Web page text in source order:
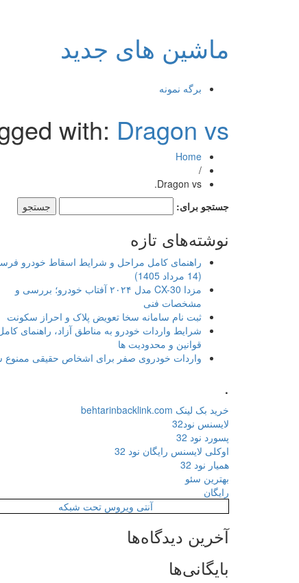
ماشین های جدید
برگه نمونه
with: Dragon vs.
Home
/
Dragon vs.
جستجو برای:
نوشته‌های تازه
راهنمای کامل مراحل و شرایط اسقاط خودرو
(14 مرداد 1405)
مزدا CX-30 مدل ۲۰۲۴ آفتاب خودرو؛ بررسی و
مشخصات فنی
ثبت نام سامانه سخا تعویض پلاک و احراز سکونت
شرایط واردات خودرو به مناطق آزاد، راهنمای
قوانین و محدودیت ها
واردات خودروی صفر برای اشخاص حقیقی ممنوع
.
خرید بک لینک behtarinbacklink.com
لایسنس نود32
پسورد نود 32
اوکلی لایسنس رایگان نود 32
همیار نود 32
بهترین سئو
رایگان
آنتی ویروس تحت شبکه
آخرین دیدگاه‌ها
بایگانی‌ها